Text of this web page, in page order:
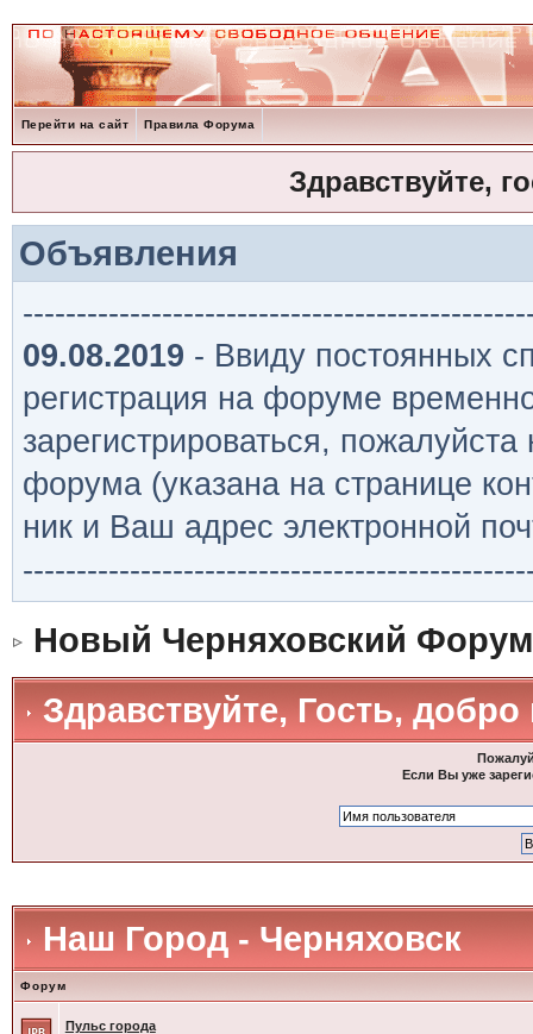
Перейти на сайт Правила Форума
Здравствуйте,
Объявления
09.08.2019 - Ввиду постоянных
регистрация на форуме
зарегистрироваться,
форума (указана на странице
ник и Ваш адрес электронной
Новый Черняховский Форум
Здравствуйте, Гость,
Если Вы уже
Наш Город - Черняховск
Форум
Пульс города